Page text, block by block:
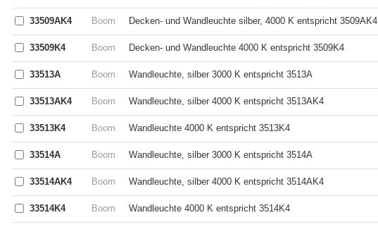
33509AK4 Boom Decken- und Wandleuchte silber, 4000 K entspricht 3509AK4
33509K4 Boom Decken- und Wandleuchte 4000 K entspricht 3509K4
33513A Boom Wandleuchte, silber 3000 K entspricht 3513A
33513AK4 Boom Wandleuchte, silber 4000 K entspricht 3513AK4
33513K4 Boom Wandleuchte 4000 K entspricht 3513K4
33514A Boom Wandleuchte, silber 3000 K entspricht 3514A
33514AK4 Boom Wandleuchte, silber 4000 K entspricht 3514AK4
33514K4 Boom Wandleuchte 4000 K entspricht 3514K4